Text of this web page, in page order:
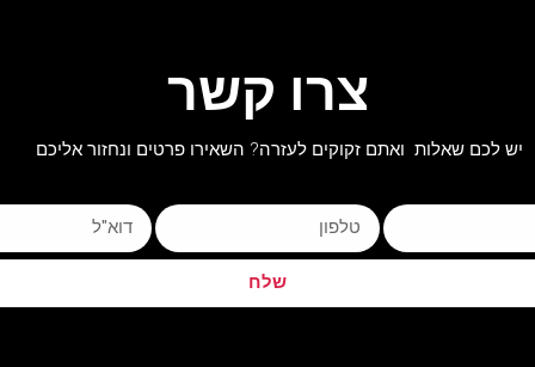
צרו קשר
יש לכם שאלות ואתם זקוקים לעזרה? השאירו פרטים ונחזור אליכם
שלח